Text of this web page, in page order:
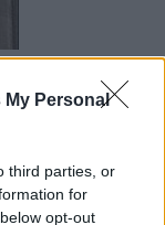
My Personal
third parties, or
for
opt-out
per un